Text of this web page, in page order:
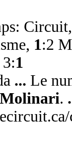
1:2
1
... Le
.